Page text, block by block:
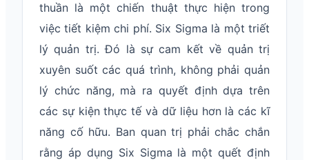
thuần là một chiến thuật thực hiện trong
việc tiết kiệm chi phí. Six Sigma là một triết
lý quản trị. Đó là sự cam kết về quản trị
xuyên suốt các quá trình, không phải quản
lý chức năng, mà ra quyết định dựa trên
các sự kiện thực tế và dữ liệu hơn là các kĩ
năng cố hữu. Ban quan trị phải chắc chắn
rằng áp dụng Six Sigma là một quết định